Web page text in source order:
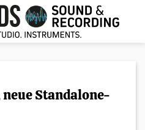
Standalone-